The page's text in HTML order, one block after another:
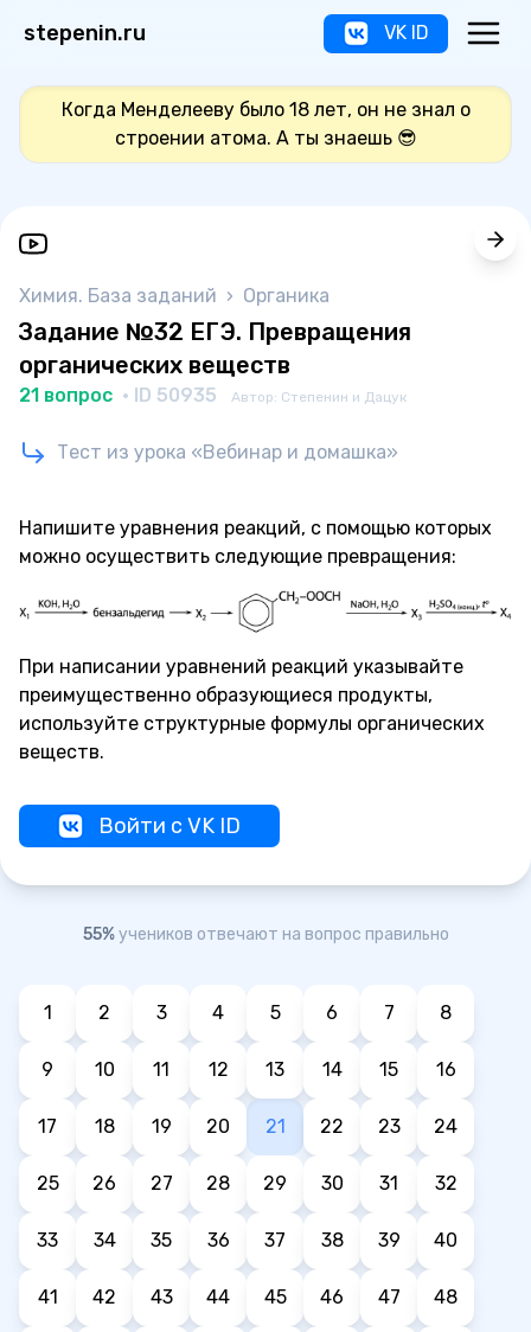
stepenin.ru VK ID
Когда Менделееву было 18 лет, он не знал о
строении атома. А ты знаешь 😎
Химия. База заданий › Органика
Задание №32 ЕГЭ. Превращения
органических веществ
21 вопрос · ID 50935 Автор: Степенин и Дацук
Тест из урока «Вебинар и домашка»
Напишите уравнения реакций, с помощью которых
можно осуществить следующие превращения:
При написании уравнений реакций указывайте
преимущественно образующиеся продукты,
используйте структурные формулы органических
веществ.
Войти с VK ID
55%учеников отвечают на вопрос правильно
1 2 3 4 5 6 7 8
9 10 11 12 13 14 15 16
17 18 19 20 21 22 23 24
25 26 27 28 29 30 31 32
33 34 35 36 37 38 39 40
41 42 43 44 45 46 47 48